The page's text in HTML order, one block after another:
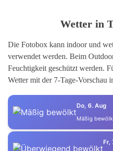
Wetter in
Die Fotobox kann indoor und
verwendet werden. Beim
Feuchtigkeit geschützt werden.
Wetter mit der 7-Tage-Vorschau
Do, 6. Aug
Mäßig
Fr,